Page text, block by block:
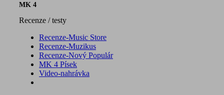
MK 4
Recenze / testy
Recenze-Music Store
Recenze-Muzikus
Recenze-Nový Populár
MK 4 Písek
Video-nahrávka